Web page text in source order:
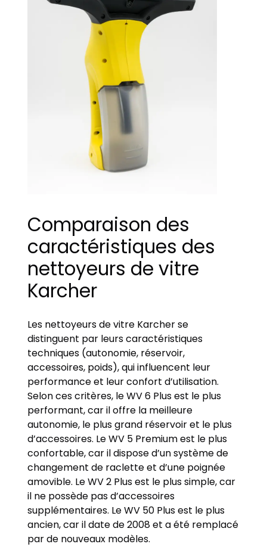
Comparaison des
caractéristiques des
nettoyeurs de vitre
Karcher
Les nettoyeurs de vitre Karcher se
distinguent par leurs caractéristiques
techniques (autonomie, réservoir,
accessoires, poids), qui influencent leur
performance et leur confort d’utilisation.
Selon ces critères, le WV 6 Plus est le plus
performant, car il offre la meilleure
autonomie, le plus grand réservoir et le plus
d’accessoires. Le WV 5 Premium est le plus
confortable, car il dispose d’un système de
changement de raclette et d’une poignée
amovible. Le WV 2 Plus est le plus simple, car
il ne possède pas d’accessoires
supplémentaires. Le WV 50 Plus est le plus
ancien, car il date de 2008 et a été remplacé
par de nouveaux modèles.